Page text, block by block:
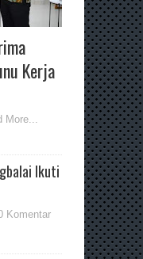
Kerja
More...
Ikuti
Komentar